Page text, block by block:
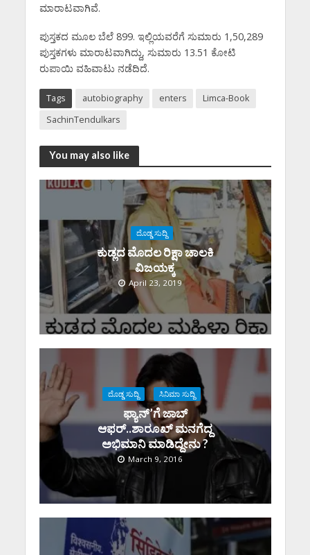
ಮಾರಾಟವಾಗಿವೆ.
ಪುಸ್ತಕದ ಮೂಲ ಬೆಲೆ 899. ಇಲ್ಲಿಯವರೆಗೆ ಸುಮಾರು 1,50,289
ಪುಸ್ತಕಗಳು ಮಾರಾಟವಾಗಿದ್ದು, ಸುಮಾರು 13.51 ಕೋಟಿ
ರುಪಾಯಿ ವಹಿವಾಟು ನಡೆದಿದೆ.
Tags autobiography enters
Limca-Book
SachinTendulkars
You may also like
ದೊಡ್ಡ ಸುದ್ದಿ
ಕುಡ್ಲದ ಮೊದಲ ರಿಕ್ಷಾ ಚಾಲಕಿ‌
ವಿಜಯಕ್ಕ
April 23, 2019
ದೊಡ್ಡ ಸುದ್ದಿ ಸಿನಿಮಾ ಸುದ್ದಿ
ಫ್ಯಾನ್’ಗೆ ಜಾಬ್
ಆಫರ್..ಶಾರೂಖ್ ಮನಗೆದ್ದ
ಅಭಿಮಾನಿ ಮಾಡಿದ್ದೇನು ?
March 9, 2016